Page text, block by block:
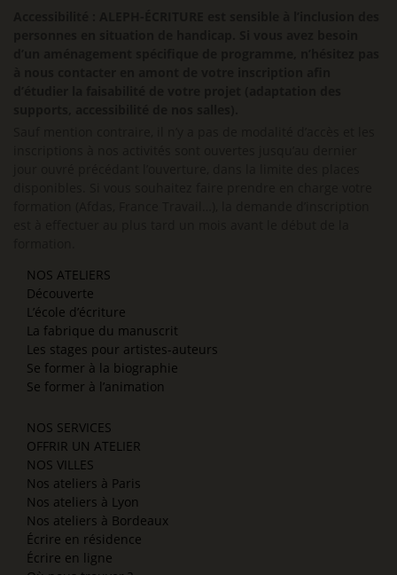
NOS ATELIERS
Découverte
L’école d’écriture
La fabrique du manuscrit
Les stages pour artistes-auteurs
Se former à la biographie
Se former à l’animation
NOS SERVICES
OFFRIR UN ATELIER
NOS VILLES
Nos ateliers à Paris
Nos ateliers à Lyon
Nos ateliers à Bordeaux
Écrire en résidence
Écrire en ligne